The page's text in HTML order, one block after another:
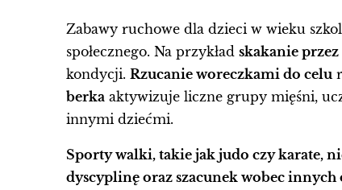
Zabawy ruchowe dla dzieci w wieku
społecznego. Na przykład skakanie
kondycji. Rzucanie woreczkami do celu
berka aktywizuje liczne grupy mięśni,
innymi dziećmi.
Sporty walki, takie jak judo czy karate,
dyscyplinę oraz szacunek wobec innych